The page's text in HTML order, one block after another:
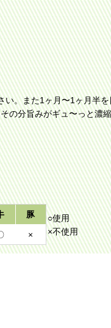
。また1ヶ月〜1ヶ月半
の分旨みがギュ〜っと濃
豚
×
○使用
×不使用